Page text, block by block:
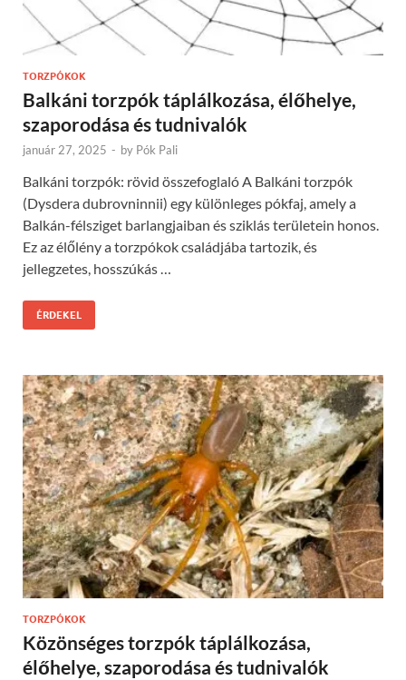
TORZPÓKOK
Balkáni torzpók táplálkozása, élőhelye,
szaporodása és tudnivalók
január 27, 2025 - by Pók Pali
Balkáni torzpók: rövid összefoglaló A Balkáni torzpók
(Dysdera dubrovninnii) egy különleges pókfaj, amely a
Balkán-félsziget barlangjaiban és sziklás területein honos.
Ez az élőlény a torzpókok családjába tartozik, és
jellegzetes, hosszúkás …
ÉRDEKEL
TORZPÓKOK
Közönséges torzpók táplálkozása,
élőhelye, szaporodása és tudnivalók